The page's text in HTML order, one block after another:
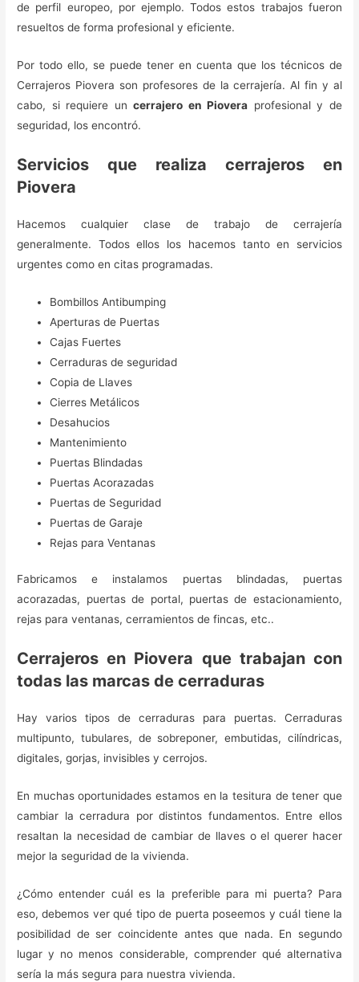
de perfil europeo, por ejemplo. Todos estos trabajos fueron
resueltos de forma profesional y eficiente.
Por todo ello, se puede tener en cuenta que los técnicos de
Cerrajeros Piovera son profesores de la cerrajería. Al fin y al
cabo, si requiere uncerrajero en Piovera profesional y de
seguridad, los encontró.
Servicios que realiza cerrajeros en
Piovera
Hacemos cualquier clase de trabajo de cerrajería
generalmente. Todos ellos los hacemos tanto en servicios
urgentes como en citas programadas.
Bombillos Antibumping
Aperturas de Puertas
Cajas Fuertes
Cerraduras de seguridad
Copia de Llaves
Cierres Metálicos
Desahucios
Mantenimiento
Puertas Blindadas
Puertas Acorazadas
Puertas de Seguridad
Puertas de Garaje
Rejas para Ventanas
Fabricamos e instalamos puertas blindadas, puertas
acorazadas, puertas de portal, puertas de estacionamiento,
rejas para ventanas, cerramientos de fincas, etc..
Cerrajeros en Piovera que trabajan con
todas las marcas de cerraduras
Hay varios tipos de cerraduras para puertas. Cerraduras
multipunto, tubulares, de sobreponer, embutidas, cilíndricas,
digitales, gorjas, invisibles y cerrojos.
En muchas oportunidades estamos en la tesitura de tener que
cambiar la cerradura por distintos fundamentos. Entre ellos
resaltan la necesidad de cambiar de llaves o el querer hacer
mejor la seguridad de la vivienda.
¿Cómo entender cuál es la preferible para mi puerta? Para
eso, debemos ver qué tipo de puerta poseemos y cuál tiene la
posibilidad de ser coincidente antes que nada. En segundo
lugar y no menos considerable, comprender qué alternativa
sería la más segura para nuestra vivienda.